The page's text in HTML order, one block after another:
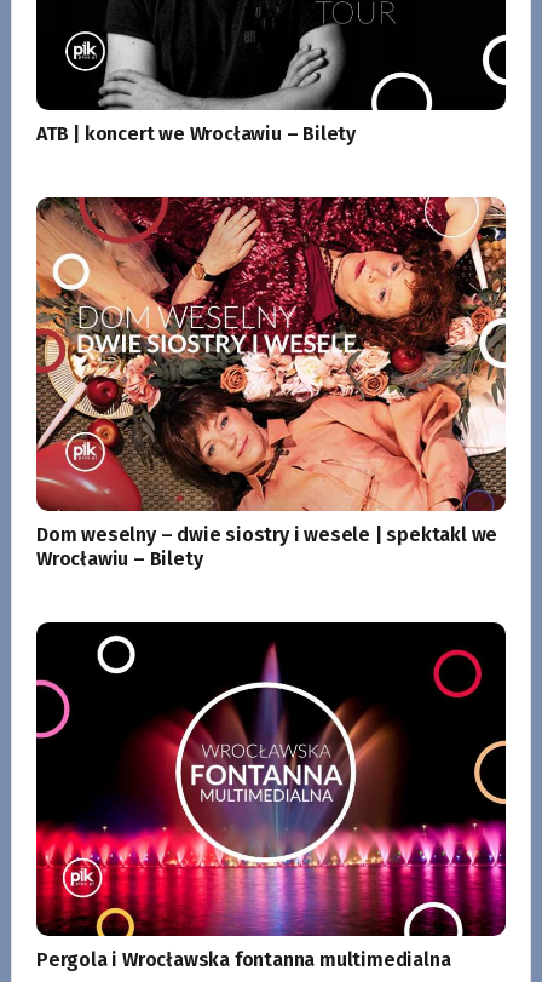
ATB | koncert we Wrocławiu – Bilety
Dom weselny – dwie siostry i wesele | spektakl we
Wrocławiu – Bilety
Pergola i Wrocławska fontanna multimedialna